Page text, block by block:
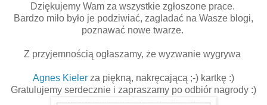
Dziękujemy Wam za wszystkie zgłoszone prace.
Bardzo miło było je podziwiać, zagladać na Wasze blogi,
poznawać nowe twarze.
Z przyjemnością ogłaszamy, że wyzwanie wygrywa
Agnes Kieler za piękną, nakręcającą ;-) kartkę :)
Gratulujemy serdecznie i zapraszamy po odbiór nagrody :)